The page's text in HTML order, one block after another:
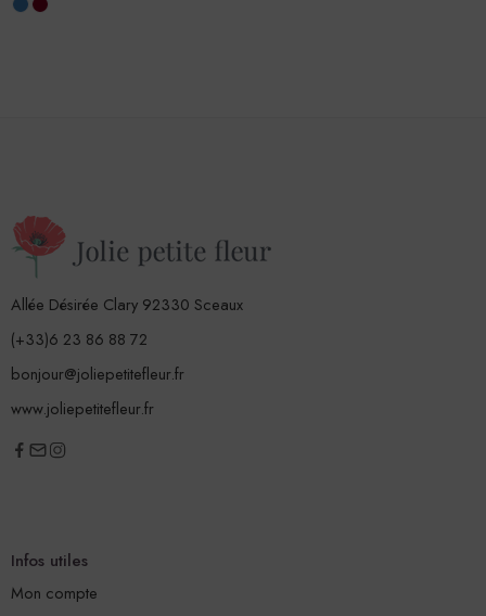
Allée Désirée Clary 92330 Sceaux
(+33)6 23 86 88 72
bonjour@joliepetitefleur.fr
www.joliepetitefleur.fr
Infos utiles
Mon compte